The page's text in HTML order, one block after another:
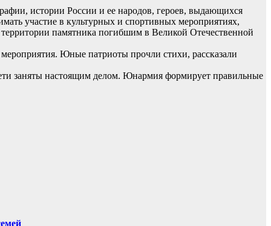
истории России и ее народов, героев, выдающихся
участие в культурных и спортивных мероприятиях,
памятника погибшим в Великой Отечественной
Юные патриоты прочли стихи, рассказали
заняты настоящим делом. Юнармия формирует правильные